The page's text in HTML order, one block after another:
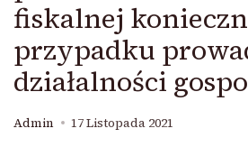
fiskalnej
przypadku
działalności
Admin 17 Listopada 2021